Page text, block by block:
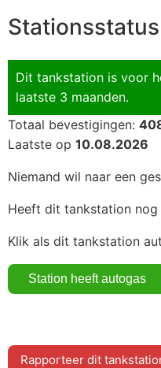
Stationsstatus
Dit tankstation is voor
laatste 3 maanden.
Totaal bevestigingen:
Laatste op 10.08.2026
Niemand wil naar een
Heeft dit tankstation nog
Klik als dit tankstation
Rapporteer dit